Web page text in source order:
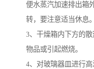
便水蒸汽加速排出箱
转，要注意适当休息。
3、干燥箱内下方的
物品或引起燃烧。
4、对玻璃器皿进行